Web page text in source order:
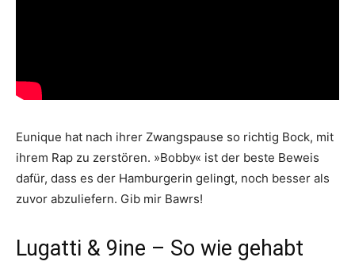
Eunique hat nach ihrer Zwangspause so richtig Bock, mit
ihrem Rap zu zerstören. »Bobby« ist der beste Beweis
dafür, dass es der Hamburgerin gelingt, noch besser als
zuvor abzuliefern. Gib mir Bawrs!
Lugatti & 9ine – So wie gehabt